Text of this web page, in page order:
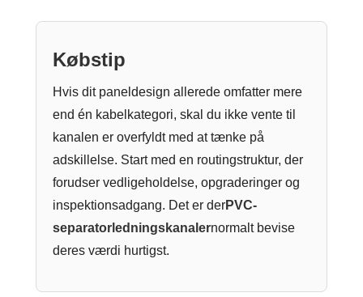
Købstip
Hvis dit paneldesign allerede omfatter mere
end én kabelkategori, skal du ikke vente til
kanalen er overfyldt med at tænke på
adskillelse. Start med en routingstruktur, der
forudser vedligeholdelse, opgraderinger og
inspektionsadgang. Det er derPVC-
separatorledningskanalernormalt bevise
deres værdi hurtigst.